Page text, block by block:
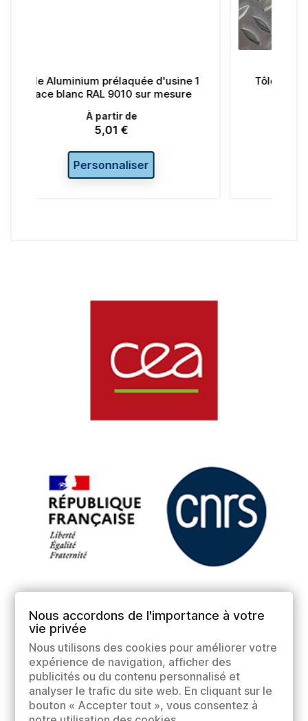
d'usine 1
mesure
Tôle Aluminium striée grain de riz
sur mesure
Ajouter au panier
Nous accordons de l'importance à votre
vie privée
Nous utilisons des cookies pour améliorer votre
expérience de navigation, afficher des
publicités ou du contenu personnalisé et
analyser le trafic du site web. En cliquant sur le
bouton « Accepter tout », vous consentez à